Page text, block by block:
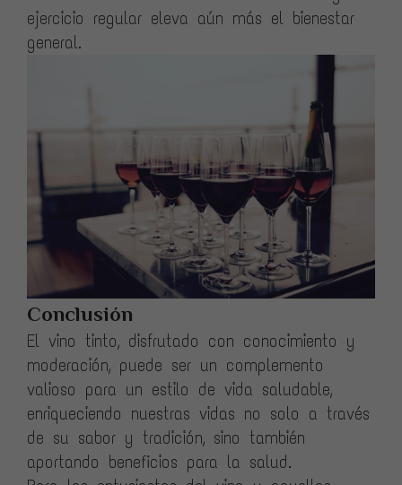
ejercicio regular eleva aún más el bienestar
general.
Conclusión
El vino tinto, disfrutado con conocimiento y
moderación, puede ser un complemento
valioso para un estilo de vida saludable,
enriqueciendo nuestras vidas no solo a través
de su sabor y tradición, sino también
aportando beneficios para la salud.